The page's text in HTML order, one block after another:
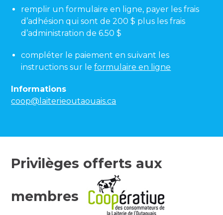
remplir un formulaire en ligne, payer les frais
d’adhésion qui sont de 200 $ plus les frais
d’administration de 6.50 $
compléter le paiement en suivant les
instructions sur leformulaire en ligne
Informations
coop@laiterieoutaouais.ca
Privilèges offerts aux
membres